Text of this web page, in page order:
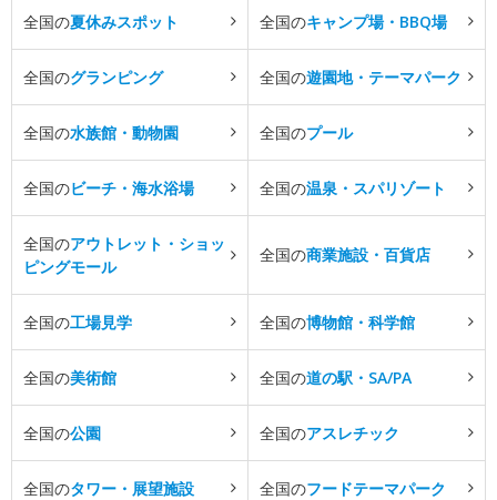
全国の夏休みスポット 全国のキャンプ場・BBQ場
全国のグランピング 全国の遊園地・テーマパーク
全国の水族館・動物園 全国のプール
全国のビーチ・海水浴場 全国の温泉・スパリゾート
全国のアウトレット・ショッ
ピングモール
全国の商業施設・百貨店
全国の工場見学 全国の博物館・科学館
全国の美術館 全国の道の駅・SA/PA
全国の公園 全国のアスレチック
全国のタワー・展望施設 全国のフードテーマパーク